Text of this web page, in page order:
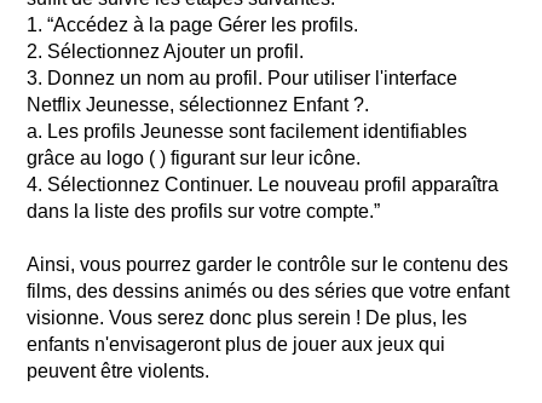
1. “Accédez à la page Gérer les profils.
2. Sélectionnez Ajouter un profil.
3. Donnez un nom au profil. Pour utiliser l'interface
Netflix Jeunesse, sélectionnez Enfant ?.
a. Les profils Jeunesse sont facilement identifiables
grâce au logo ( ) figurant sur leur icône.
4. Sélectionnez Continuer. Le nouveau profil apparaîtra
dans la liste des profils sur votre compte.”
Ainsi, vous pourrez garder le contrôle sur le contenu des
films, des dessins animés ou des séries que votre enfant
visionne. Vous serez donc plus serein ! De plus, les
enfants n'envisageront plus de jouer aux jeux qui
peuvent être violents.